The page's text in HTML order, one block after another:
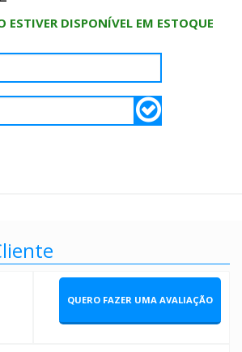
ESTIVER DISPONÍVEL EM ESTOQUE
QUERO FAZER UMA AVALIAÇÃO